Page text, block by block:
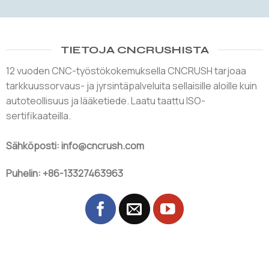
TIETOJA CNCRUSHISTA
12 vuoden CNC-työstökokemuksella CNCRUSH tarjoaa
tarkkuussorvaus- ja jyrsintäpalveluita sellaisille aloille kuin
autoteollisuus ja lääketiede. Laatu taattu ISO-
sertifikaateilla.
Sähköposti: info@cncrush.com
Puhelin: +86-13327463963